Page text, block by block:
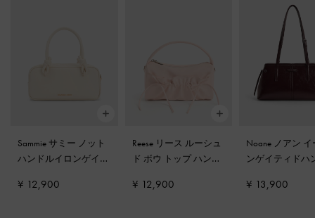
Sammie サミー ノット
ハンドルイロンゲイテ
ム
¥ 12,900
Reese リース ルーシュ
ド ボウ トップ ハンド
ク
¥ 12,900
Noane ノアン
ンゲイティドハ
インベリーレッ
¥ 13,900